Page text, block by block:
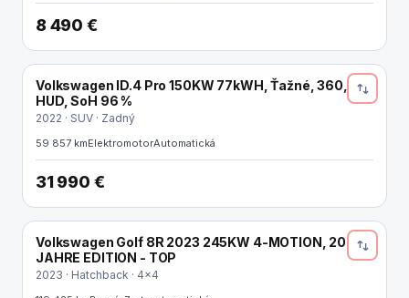
8 490 €
ELEKTRO
Volkswagen ID.4 Pro 150KW 77kWH, Ťažné, 360,
HUD, SoH 96 %
2022 · SUV · Zadný
59 857 kmElektromotorAutomatická
31 990 €
Volkswagen Golf 8R 2023 245KW 4-MOTION, 20
JAHRE EDITION - TOP
2023 · Hatchback · 4x4